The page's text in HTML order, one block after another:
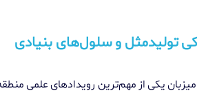
تولیدمثل و سلول‌های بنیادی
میزبان یکی از مهم‌ترین رویدادهای علمی